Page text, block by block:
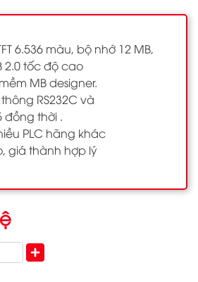
6.536 màu, bộ nhớ 12 MB,
2.0 tốc độ cao
MB designer.
RS232C và
đồng thời .
PLC hãng khác
giá thành hợp lý